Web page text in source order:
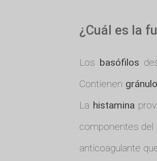
¿Cuál es la
Los basófilos
Contienen
La histamina
componentes del
anticoagulante